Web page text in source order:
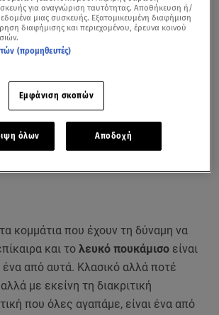
κομμάτια που έχουν τη δύναμη να
και το λευκό πουκάμισο είναι
ένα από αυτά. Κλασικό αλλά ποτέ
με εκείνη τη διακριτική
που όλες αγαπάμε, είναι ένα από
για αναγνώριση ταυτότητας. Αποθήκευση ή/
μιας συσκευής. Εξατομικευμένη διαφήμιση
διαφήμισης και περιεχομένου, έρευνα κοινού
(προμηθευτές)
Εμφάνιση σκοπών
όλων Αποδοχή